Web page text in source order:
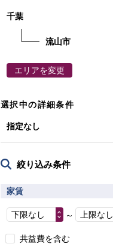
千葉
流山市
エリアを変更
選択中の詳細条件
指定なし
絞り込み条件
家賃
下限なし ～ 上限なし
共益費を含む